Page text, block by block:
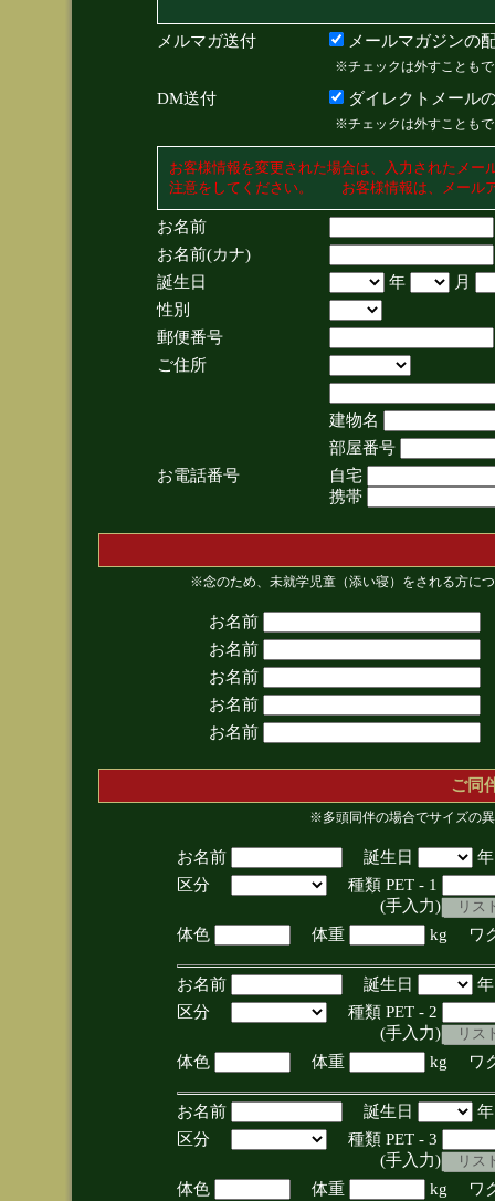
メルマガ送付 メールマガジンの
※チェックは外すことも
DM送付 ダイレクトメール
※チェックは外すことも
お客様情報を変更された場合は、入力されたメ
注意をしてください。 お客様情報は、メール
お名前
お名前(カナ)
誕生日
年
月
性別
郵便番号
ご住所
建物名
部屋番号
お電話番号
自宅
携帯
※念のため、未就学児童（添い寝）をされる方に
お名前
お名前
お名前
お名前
お名前
ご同
※多頭同伴の場合でサイズの
お名前 誕生日
区分
種類 PET - 1
(手入力)
体色
体重 kg ワ
お名前 誕生日
区分
種類 PET - 2
(手入力)
体色
体重 kg ワ
お名前 誕生日
区分
種類 PET - 3
(手入力)
体色
体重 kg ワ